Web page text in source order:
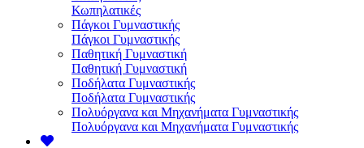
Κωπηλατικές
Πάγκοι Γυμναστικής
Πάγκοι Γυμναστικής
Παθητική Γυμναστική
Παθητική Γυμναστική
Ποδήλατα Γυμναστικής
Ποδήλατα Γυμναστικής
Πολυόργανα και Μηχανήματα Γυμναστικής
Πολυόργανα και Μηχανήματα Γυμναστικής